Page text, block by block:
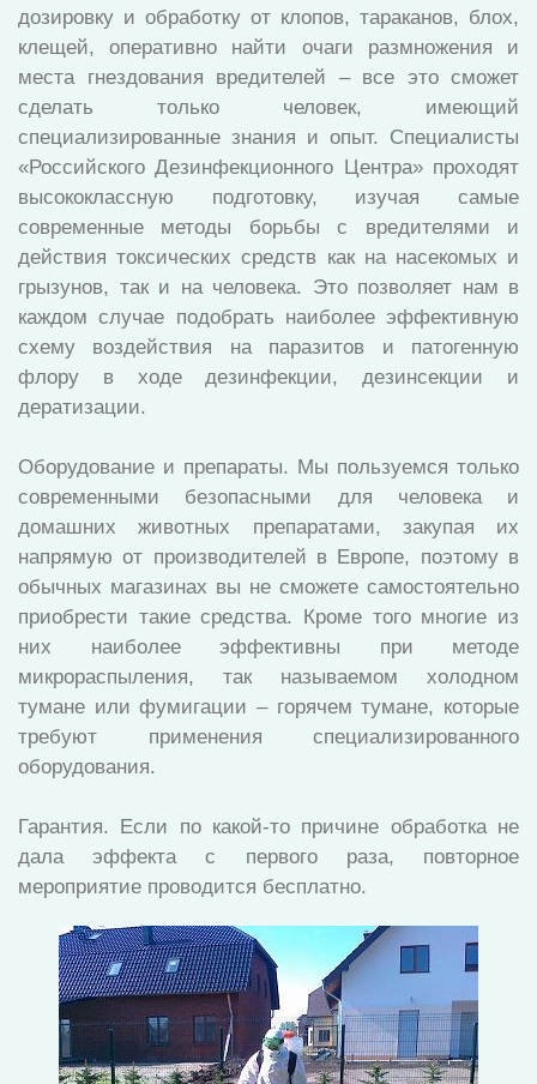
дозировку и обработку от клопов, тараканов, блох,
клещей, оперативно найти очаги размножения и
места гнездования вредителей – все это сможет
сделать только человек, имеющий
специализированные знания и опыт. Специалисты
«Российского Дезинфекционного Центра» проходят
высококлассную подготовку, изучая самые
современные методы борьбы с вредителями и
действия токсических средств как на насекомых и
грызунов, так и на человека. Это позволяет нам в
каждом случае подобрать наиболее эффективную
схему воздействия на паразитов и патогенную
флору в ходе дезинфекции, дезинсекции и
дератизации.
Оборудование и препараты. Мы пользуемся только
современными безопасными для человека и
домашних животных препаратами, закупая их
напрямую от производителей в Европе, поэтому в
обычных магазинах вы не сможете самостоятельно
приобрести такие средства. Кроме того многие из
них наиболее эффективны при методе
микрораспыления, так называемом холодном
тумане или фумигации – горячем тумане, которые
требуют применения специализированного
оборудования.
Гарантия. Если по какой-то причине обработка не
дала эффекта с первого раза, повторное
мероприятие проводится бесплатно.